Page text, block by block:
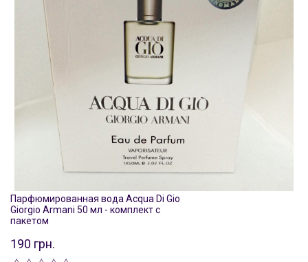
Парфюмированная вода Acqua Di Gio
Giorgio Armani 50 мл - комплект с
пакетом
190 грн.